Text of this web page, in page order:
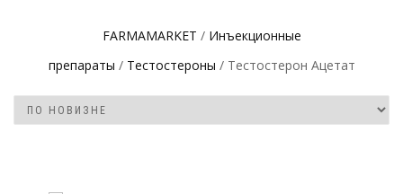
FARMAMARKET / Инъeкциoнныe
препараты / Тестостероны / Тестостерон Ацетат